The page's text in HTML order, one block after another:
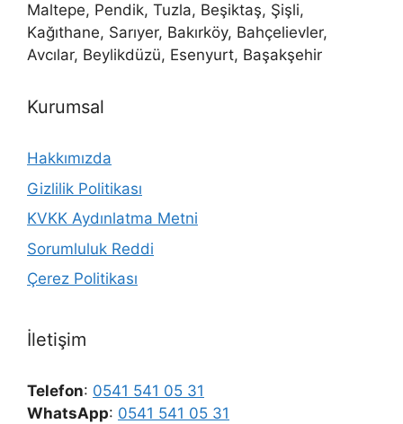
Maltepe, Pendik, Tuzla, Beşiktaş, Şişli,
Kağıthane, Sarıyer, Bakırköy, Bahçelievler,
Avcılar, Beylikdüzü, Esenyurt, Başakşehir
Kurumsal
Hakkımızda
Gizlilik Politikası
KVKK Aydınlatma Metni
Sorumluluk Reddi
Çerez Politikası
İletişim
Telefon: 0541 541 05 31
WhatsApp: 0541 541 05 31